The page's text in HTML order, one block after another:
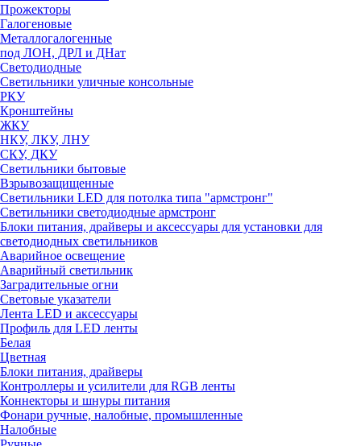
Прожекторы
Галогеновые
Металлогалогенные
под ЛОН, ДРЛ и ДНат
Светодиодные
Светильники уличные консольные
РКУ
Кронштейны
ЖКУ
НКУ, ЛКУ, ЛНУ
СКУ, ДКУ
Светильники бытовые
Взрывозащищенные
Светильники LED для потолка типа "армстронг"
Светильники светодиодные армстронг
Блоки питания, драйверы и аксессуары для установки для
светодиодных светильников
Аварийное освещение
Аварийный светильник
Заградительные огни
Световые указатели
Лента LED и аксессуары
Профиль для LED ленты
Белая
Цветная
Блоки питания, драйверы
Контроллеры и усилители для RGB ленты
Коннекторы и шнуры питания
Фонари ручные, налобные, промышленные
Налобные